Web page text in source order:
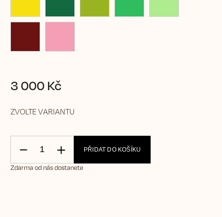
3 000 Kč
ZVOLTE VARIANTU
PŘIDAT DO KOŠÍKU
Zdarma od nás dostanete